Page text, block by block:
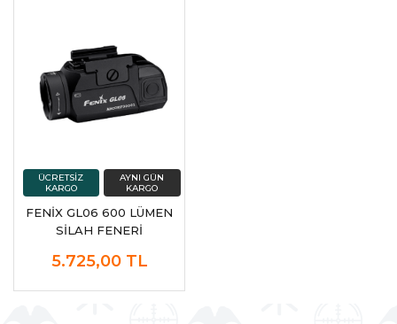
FENİX GL06 600 LÜMEN
SİLAH FENERİ
5.725,00 TL